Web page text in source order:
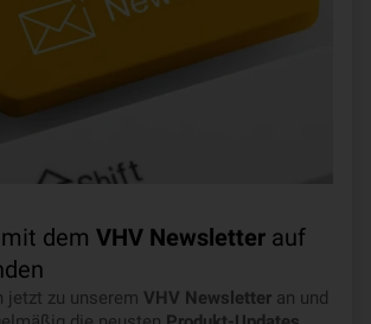
dem VHV Newsletter auf
jetzt zu unserem VHV Newsletter an und